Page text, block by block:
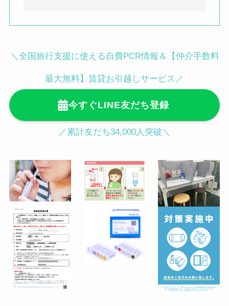
●渋谷駅ハチ公前からの行き方（徒歩
2分）
JR渋谷駅「ハチ公口」から降りてス
クランブル交差点をTSUTAYAの左脇
に続くセンター街入口をまっすぐ進み
ます
白金台駅徒歩3分／目黒駅徒歩12分
査所（千代田区）
〒102-0093 東京都千代田区平河町１
町皮ふ科・形成外科クリニック内）
麹町駅徒歩３分／半蔵門駅徒歩４分／
永田町駅徒歩５分
＼全国旅行支援に使える自費PCR情報＆【仲介手数料
最大無料】賃貸お引越しサービス／
今すぐLINE友だち登録
／累計友だち34,000人突破＼